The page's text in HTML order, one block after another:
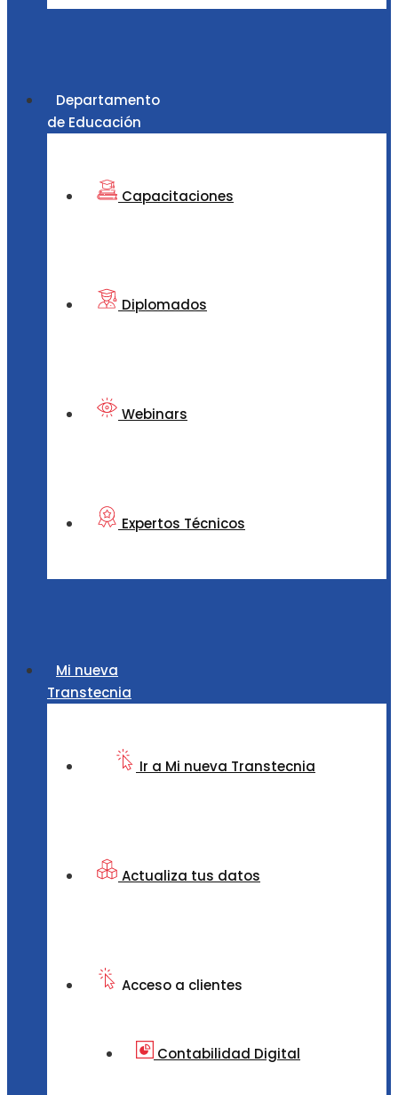
Departamento
de Educación
Capacitaciones
Diplomados
Webinars
Expertos Técnicos
Mi nueva
Transtecnia
Ir a Mi nueva Transtecnia
Actualiza tus datos
Acceso a clientes
Contabilidad Digital